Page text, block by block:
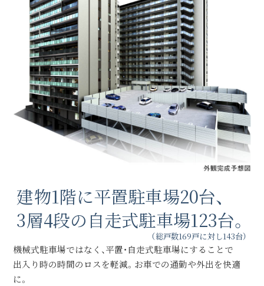
建物1階に平置駐車場20台、
3層4段の自走式駐車場123台。
（総戸数169戸に対し143台）
機械式駐車場ではなく、平置・自走式駐車場にすることで
出入り時の時間のロスを軽減。 お車での通勤や外出を快適
に。